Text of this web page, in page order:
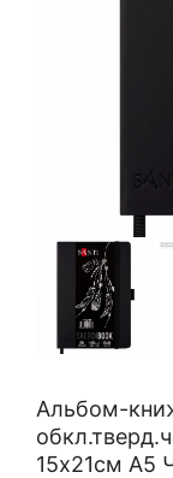
Альбом-
15х21см А5